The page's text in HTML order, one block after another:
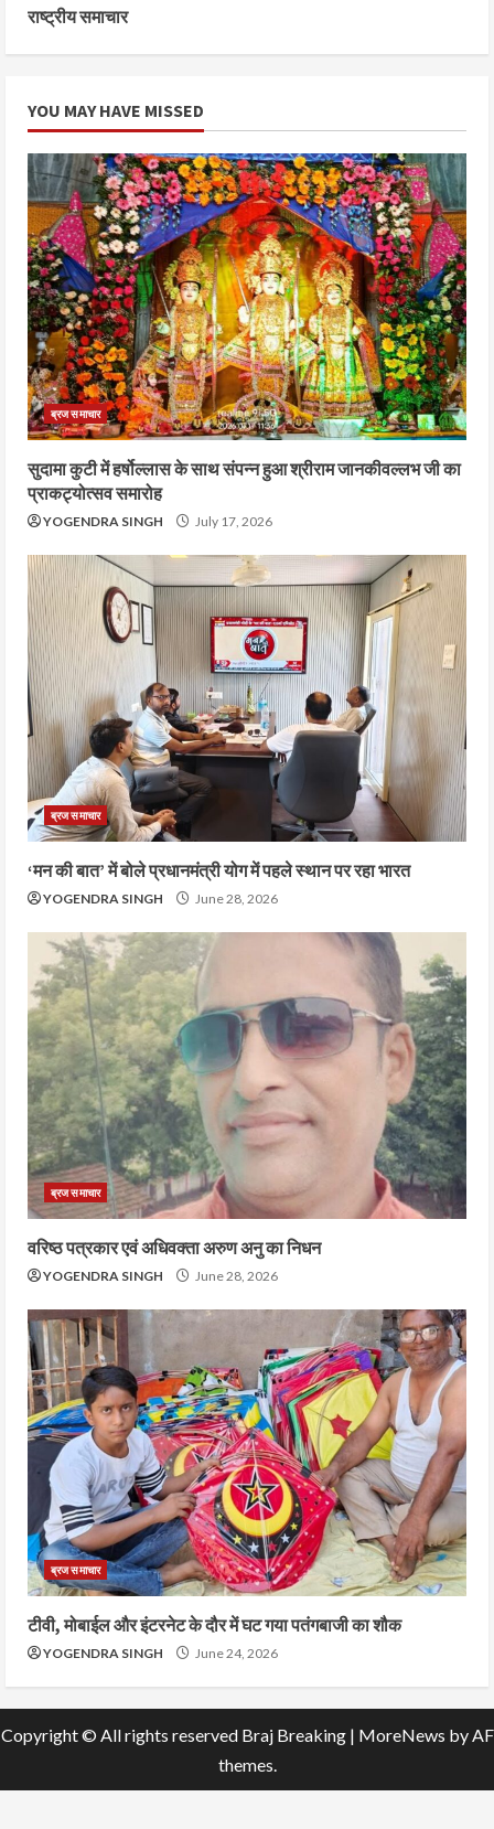
राष्ट्रीय समाचार
YOU MAY HAVE MISSED
ब्रज समाचार
सुदामा कुटी में हर्षोल्लास के साथ संपन्न हुआ श्रीराम जानकीवल्लभ जी का
प्राकट्योत्सव समारोह
YOGENDRA SINGH July 17, 2026
ब्रज समाचार
‘मन की बात’ में बोले प्रधानमंत्री योग में पहले स्थान पर रहा भारत
YOGENDRA SINGH June 28, 2026
ब्रज समाचार
वरिष्ठ पत्रकार एवं अधिवक्ता अरुण अनु का निधन
YOGENDRA SINGH June 28, 2026
ब्रज समाचार
टीवी, मोबाईल और इंटरनेट के दौर में घट गया पतंगबाजी का शौक
YOGENDRA SINGH June 24, 2026
Copyright © All rights reserved Braj Breaking | MoreNews by AF
themes.